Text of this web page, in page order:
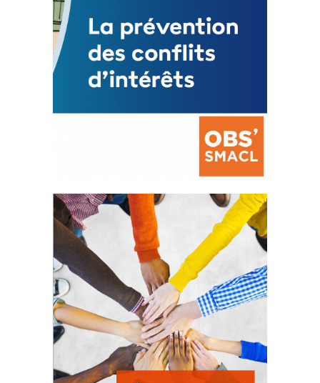
La prévention des conflits
d’intérêts
18 septembre 2023
FEUILLETER